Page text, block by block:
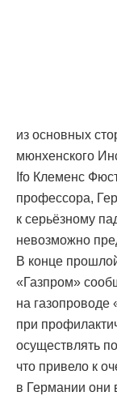
из основных
мюнхенского
Ifo Клеменс
профессора,
к серьёзному
невозможно
В конце
«Газпром»
на
при
осуществлять
что привело к
в Германии они